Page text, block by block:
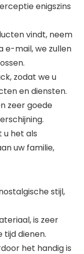
enigszins
vindt, neem
e-mail, we zullen
zodat we u
en diensten.
zeer goede
u het als
uw familie,
stijl,
is zeer
tijd dienen.
het handig is